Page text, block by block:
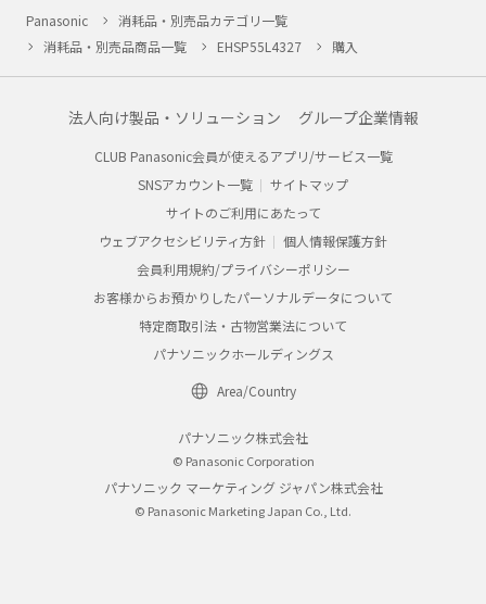
Panasonic
消耗品・別売品カテゴリ一覧
消耗品・別売品商品一覧
EHSP55L4327 購入
法人向け製品・ソリューション グループ企業情報
CLUB Panasonic会員が使えるアプリ/サービス一覧
SNSアカウント一覧
サイトマップ
サイトのご利用にあたって
ウェブアクセシビリティ方針
個人情報保護方針
会員利用規約/プライバシーポリシー
お客様からお預かりしたパーソナルデータについて
特定商取引法・古物営業法について
パナソニックホールディングス
Area/Country
パナソニック株式会社
© Panasonic Corporation
パナソニック マーケティング ジャパン株式会社
© Panasonic Marketing Japan Co., Ltd.